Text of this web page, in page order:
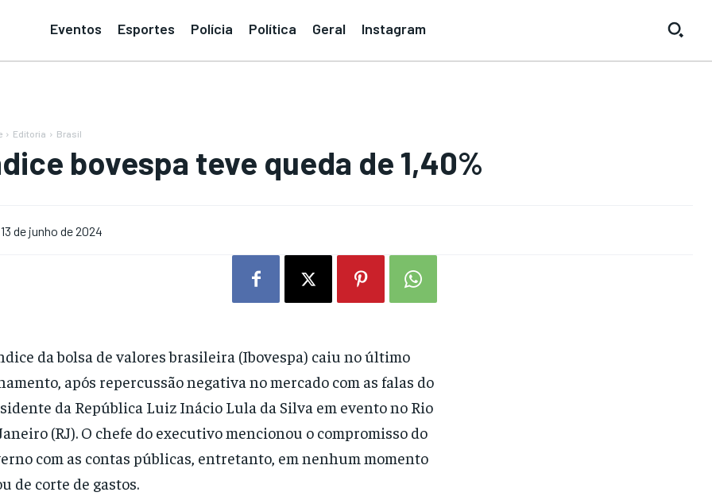
Eventos Esportes Polícia Política Geral Instagram
Editoria Brasil
bovespa teve queda de 1,40%
13 de junho de 2024
da bolsa de valores brasileira (Ibovespa) caiu no último
após repercussão negativa no mercado com as falas do
da República Luiz Inácio Lula da Silva em evento no Rio
(RJ). O chefe do executivo mencionou o compromisso do
com as contas públicas, entretanto, em nenhum momento
de corte de gastos.